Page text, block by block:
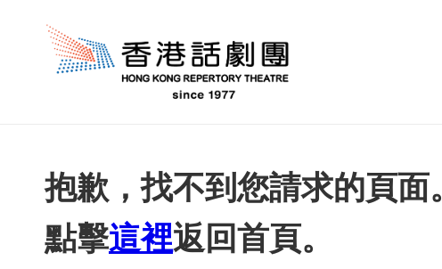
抱歉，找不到您請求的頁面。
點擊這裡返回首頁。